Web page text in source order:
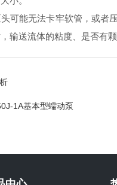
能无法卡牢软管，或者压
输送流体的粘度、是否有
1A基本型蠕动泵